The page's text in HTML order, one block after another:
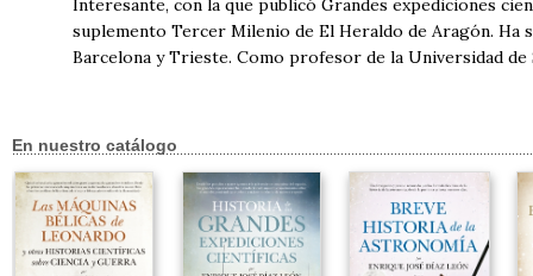
Interesante, con la que publicó Grandes expediciones
suplemento Tercer Milenio de El Heraldo de Aragón.
Barcelona y Trieste. Como profesor de la Universidad
En nuestro catálogo